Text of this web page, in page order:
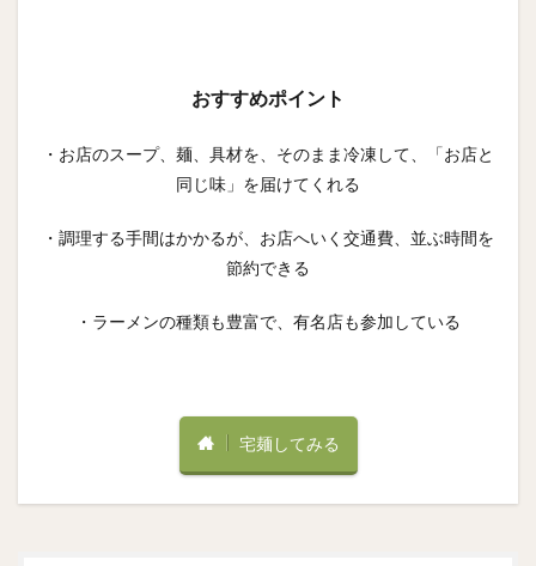
おすすめポイント
・お店のスープ、麺、具材を、そのまま冷凍して、「お店と
同じ味」を届けてくれる
・調理する手間はかかるが、お店へいく交通費、並ぶ時間を
節約できる
・ラーメンの種類も豊富で、有名店も参加している
宅麺してみる